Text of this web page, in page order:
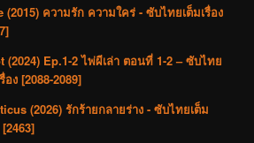
(2015) ความรัก ความใคร่ - ซับไทยเต็มเรื่อง
(2024) Ep.1-2 ไพ่ผีเล่า ตอนที่ 1-2 – ซับไทย
อง [2088-2089]
(2026) รักร้ายกลายร่าง - ซับไทยเต็ม
[2463]